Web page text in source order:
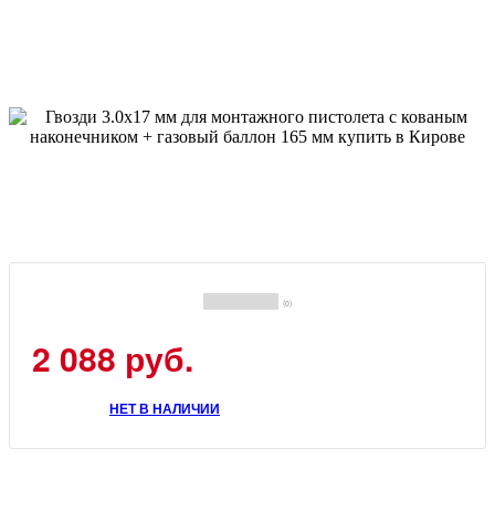
(0)
2 088 руб.
НЕТ В НАЛИЧИИ